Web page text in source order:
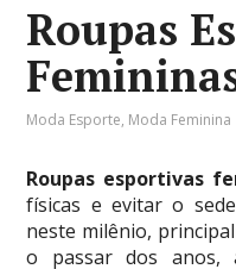
Roupas
Moda Esporte, Moda Feminina
Roupas esportivas
físicas e evitar o
neste milênio,
o passar dos anos,